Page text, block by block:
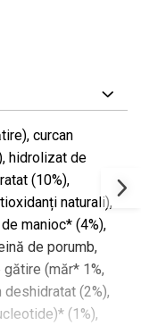
curcan
hidrolizat de
(10%),
naturali),
manioc* (4%),
de porumb,
(măr* 1%,
(2%),
(1%),